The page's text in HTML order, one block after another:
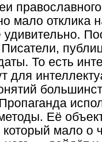
мало отклика
Писатели,
То есть
для
Её
который мало о